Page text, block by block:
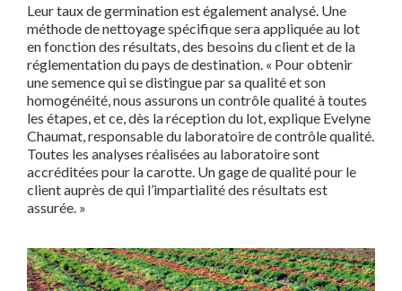
Leur taux de germination est également analysé. Une
méthode de nettoyage spécifique sera appliquée au lot
en fonction des résultats, des besoins du client et de la
réglementation du pays de destination. « Pour obtenir
une semence qui se distingue par sa qualité etson
homogénéité, nous assurons un contrôle qualité à toutes
les étapes, et ce, dès la réception du lot, explique Evelyne
Chaumat, responsable du laboratoire de contrôle qualité.
Toutes les analyses réalisées au laboratoire sont
accréditées pour la carotte. Un gage de qualité pour le
client auprès de qui l’impartialité des résultats est
assurée. »